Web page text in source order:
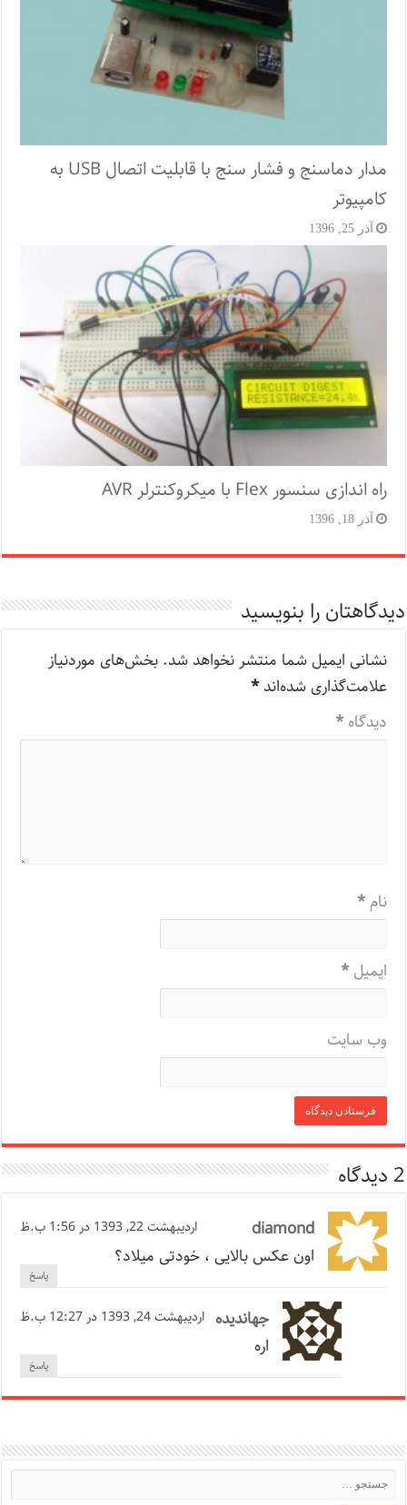
مدار دماسنج و فشار سنج با قابلیت اتصال USB به
کامپیوتر
آذر 25, 1396
راه اندازی سنسور Flex با میکروکنترلر AVR
آذر 18, 1396
دیدگاهتان را بنویسید
نشانی ایمیل شما منتشر نخواهد شد. بخش‌های موردنیاز
علامت‌گذاری شده‌اند*
دیدگاه*
نام*
ایمیل*
وب‌ سایت
2 دیدگاه
diamond اردیبهشت 22, 1393 در 1:56 ب.ظ
اون عکس بالایی ، خودتی میلاد؟
پاسخ
جهاندیده اردیبهشت 24, 1393 در 12:27 ب.ظ
اره
پاسخ